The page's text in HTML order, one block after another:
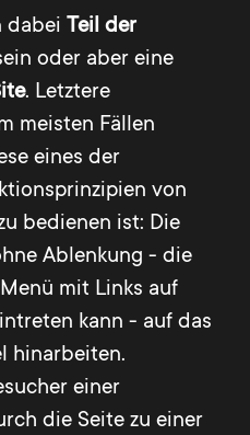
dabei Teil der
oder aber eine
. Letztere
meisten Fällen
eines der
von
bedienen ist: Die
Ablenkung - die
mit Links auf
kann - auf das
hinarbeiten.
einer
die Seite zu einer